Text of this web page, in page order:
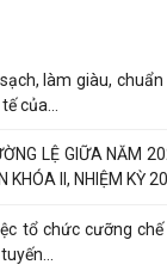
làm giàu,
của...
LỆ GIỮA NĂM
KHÓA II, NHIỆM KỲ
tổ chức cưỡng